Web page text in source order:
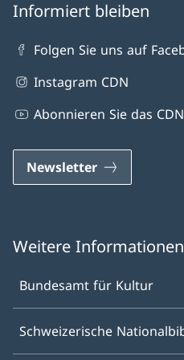
Informiert bleiben
Folgen Sie uns auf
Instagram CDN
Abonnieren Sie das
Newsletter
Weitere Informationen
Bundesamt für Kultur
Schweizerische